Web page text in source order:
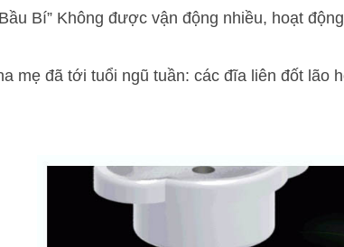
Bí” Không được vận động nhiều, hoạt
mẹ đã tới tuổi ngũ tuần: các đĩa liên đốt lão